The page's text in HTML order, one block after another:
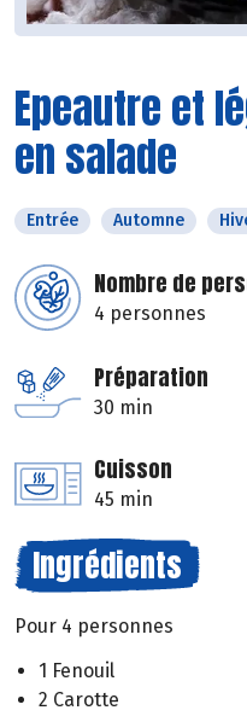
Epeautre et
en salade
Entrée Automne
Nombre de
4 personnes
Préparation
30 min
Cuisson
45 min
Ingrédients
Pour 4 personnes
1 Fenouil
2 Carotte